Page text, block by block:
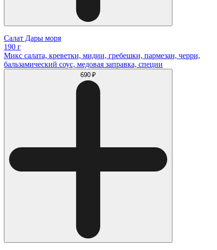
Салат Дары моря
190 г
Микс салата, креветки, мидии, гребешки, пармезан, черри,
бальзамический соус, медовая заправка, специи
690 ₽